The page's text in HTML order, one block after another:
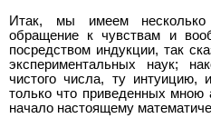
Итак, мы имеем несколько
обращение к чувствам и
посредством индукции, так
экспериментальных наук;
чистого числа, ту интуицию,
только что приведенных мною
начало настоящему